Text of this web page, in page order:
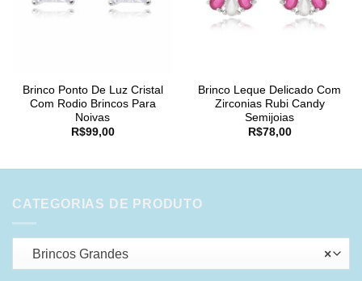
Brinco Ponto De Luz Cristal
Com Rodio Brincos Para
Noivas
R$99,00
Brinco Leque Delicado Com
Zirconias Rubi Candy
Semijoias
R$78,00
CATEGORIAS DE PRODUTO
×
Brincos Grandes